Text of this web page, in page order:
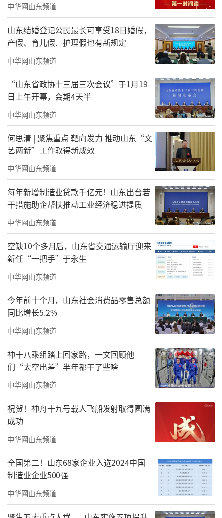
谈及艺术的意义，蔡超先生深有感
触：“艺术是人类进步的重要标志，是文化的
重要组成部分，它能为人类留下宝贵的文明财
富。”回望十八岁时选择以绘画为职业的决
定，他坚定地说：“这是我这辈子最正确的选
择，绘画让我的人生变得有价值、有意义。”
从坎坷少年到艺术大家，蔡超的人生轨迹
与艺术创作紧密相连。磨难没有磨灭他的意
志，反而让他更懂得观察生活、感悟生命，并
用笔墨将这份深刻融入作品之中。他对艺术的
执着追求，不仅成就了自身的艺术高度，更给
后人留下了宝贵的精神财富，激励着更多人在
追梦路上勇往直前。
（文/文化视界）
蔡超作品欣赏
中华网山东频道
山东结婚登记公民最长可享受18日婚假，
产假、育儿假、护理假也有新规定
中华网山东频道
“山东省政协十三届三次会议”于1月19
日上午开幕，会期4天半
中华网山东频道
何思清 | 聚焦重点 靶向发力 推动山东“文
艺两新”工作取得新成效
中华网山东频道
每年新增制造业贷款千亿元！山东出台若
干措施助企帮扶推动工业经济稳进提质
中华网山东频道
空缺10个多月后，山东省交通运输厅迎来
新任“一把手”于永生
中华网山东频道
今年前十个月，山东社会消费品零售总额
同比增长5.2%
中华网山东频道
神十八乘组踏上回家路，一文回顾他
们“太空出差”半年都干了些啥
中华网山东频道
祝贺！神舟十九号载人飞船发射取得圆满
成功
中华网山东频道
全国第二！山东68家企业入选2024中国
制造业企业500强
中华网山东频道